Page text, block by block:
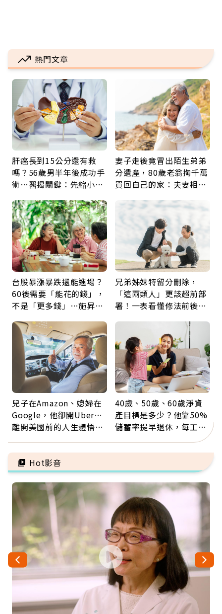
熱門文章
肝癌長到15公分還有救
嗎？56歲男半年後成功手
術…醫揭關鍵：先縮小腫
妻子走後竟冒出陌生弟弟
分遺產，80歲老翁掏千萬
買回自己的家：夫妻相守
台股暴漲暴跌還能進場？
60後需要「能花的錢」，
不是「更多錢」…施昇
票
兄弟姊妹特留分刪除，
「這兩類人」更該超前部
署！一表看懂修法前後差
兒子在Amazon、媳婦在
Google，他卻開Uber…
離開美國前的人生體悟：
40歲、50歲、60歲淨資
產目標是多少？他靠50%
儲蓄率提早退休，每工作
Hot影音